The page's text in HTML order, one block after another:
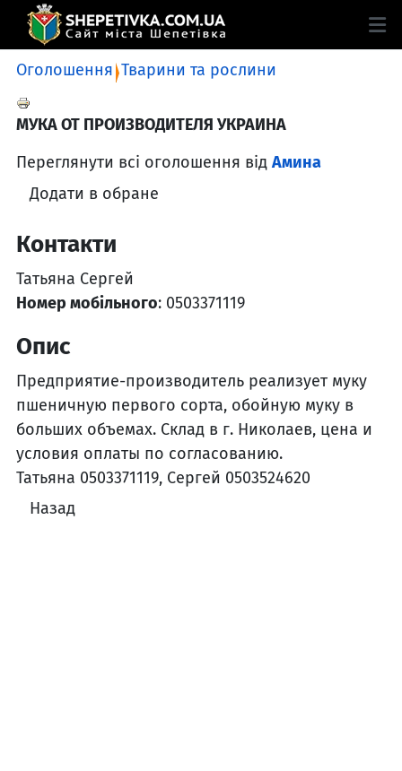
Оголошення Тварини та рослини
МУКА ОТ ПРОИЗВОДИТЕЛЯ УКРАИНА
Переглянути всі оголошення відАмина
Додати в обране
Контакти
Татьяна Сергей
Номер мобільного: 0503371119
Опис
Предприятие-производитель реализует муку
пшеничную первого сорта, обойную муку в
больших объемах. Склад в г. Николаев, цена и
условия оплаты по согласованию.
Татьяна 0503371119, Сергей 0503524620
Назад